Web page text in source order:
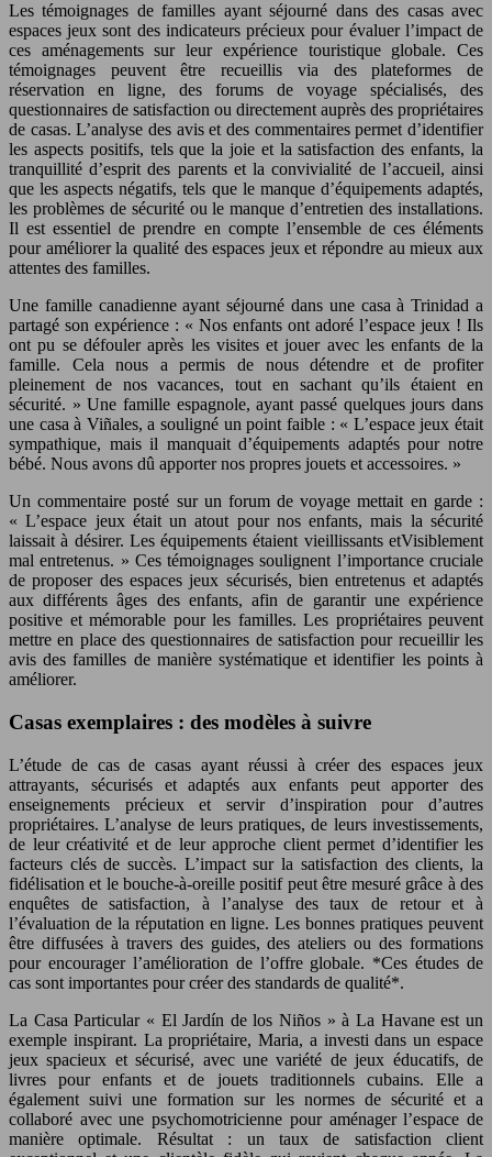
Les témoignages de familles ayant séjourné dans des casas avec
espaces jeux sont des indicateurs précieux pour évaluer l’impact de
ces aménagements sur leur expérience touristique globale. Ces
témoignages peuvent être recueillis via des plateformes de
réservation en ligne, des forums de voyage spécialisés, des
questionnaires de satisfaction ou directement auprès des propriétaires
de casas. L’analyse des avis et des commentaires permet d’identifier
les aspects positifs, tels que la joie et la satisfaction des enfants, la
tranquillité d’esprit des parents et la convivialité de l’accueil, ainsi
que les aspects négatifs, tels que le manque d’équipements adaptés,
les problèmes de sécurité ou le manque d’entretien des installations.
Il est essentiel de prendre en compte l’ensemble de ces éléments
pour améliorer la qualité des espaces jeux et répondre au mieux aux
attentes des familles.
Une famille canadienne ayant séjourné dans une casa à Trinidad a
partagé son expérience : « Nos enfants ont adoré l’espace jeux ! Ils
ont pu se défouler après les visites et jouer avec les enfants de la
famille. Cela nous a permis de nous détendre et de profiter
pleinement de nos vacances, tout en sachant qu’ils étaient en
sécurité. » Une famille espagnole, ayant passé quelques jours dans
une casa à Viñales, a souligné un point faible : « L’espace jeux était
sympathique, mais il manquait d’équipements adaptés pour notre
bébé. Nous avons dû apporter nos propres jouets et accessoires. »
Un commentaire posté sur un forum de voyage mettait en garde :
« L’espace jeux était un atout pour nos enfants, mais la sécurité
laissait à désirer. Les équipements étaient vieillissants etVisiblement
mal entretenus. » Ces témoignages soulignent l’importance cruciale
de proposer des espaces jeux sécurisés, bien entretenus et adaptés
aux différents âges des enfants, afin de garantir une expérience
positive et mémorable pour les familles. Les propriétaires peuvent
mettre en place des questionnaires de satisfaction pour recueillir les
avis des familles de manière systématique et identifier les points à
améliorer.
Casas exemplaires : des modèles à suivre
L’étude de cas de casas ayant réussi à créer des espaces jeux
attrayants, sécurisés et adaptés aux enfants peut apporter des
enseignements précieux et servir d’inspiration pour d’autres
propriétaires. L’analyse de leurs pratiques, de leurs investissements,
de leur créativité et de leur approche client permet d’identifier les
facteurs clés de succès. L’impact sur la satisfaction des clients, la
fidélisation et le bouche-à-oreille positif peut être mesuré grâce à des
enquêtes de satisfaction, à l’analyse des taux de retour et à
l’évaluation de la réputation en ligne. Les bonnes pratiques peuvent
être diffusées à travers des guides, des ateliers ou des formations
pour encourager l’amélioration de l’offre globale. *Ces études de
cas sont importantes pour créer des standards de qualité*.
La Casa Particular « El Jardín de los Niños » à La Havane est un
exemple inspirant. La propriétaire, Maria, a investi dans un espace
jeux spacieux et sécurisé, avec une variété de jeux éducatifs, de
livres pour enfants et de jouets traditionnels cubains. Elle a
également suivi une formation sur les normes de sécurité et a
collaboré avec une psychomotricienne pour aménager l’espace de
manière optimale. Résultat : un taux de satisfaction client